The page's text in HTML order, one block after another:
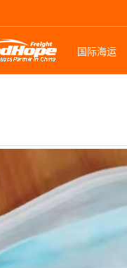
国际海运